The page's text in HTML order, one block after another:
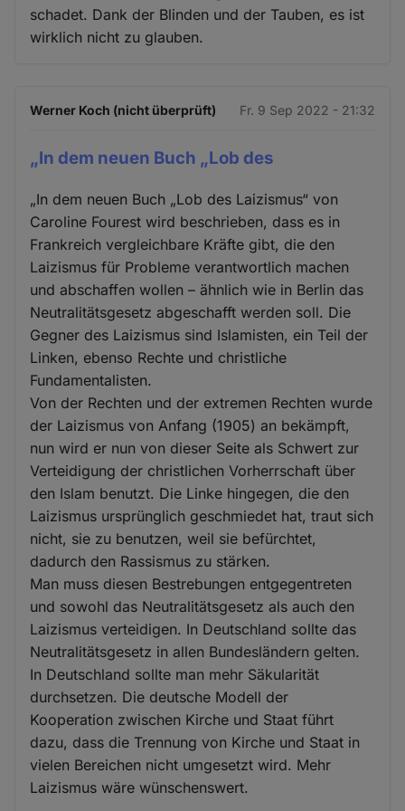
schadet. Dank der Blinden und der Tauben, es ist
wirklich nicht zu glauben.
Werner Koch (nicht überprüft) Fr. 9 Sep 2022 - 21:32
„In dem neuen Buch „Lob des
„In dem neuen Buch „Lob des Laizismus“ von
Caroline Fourest wird beschrieben, dass es in
Frankreich vergleichbare Kräfte gibt, die den
Laizismus für Probleme verantwortlich machen
und abschaffen wollen – ähnlich wie in Berlin das
Neutralitätsgesetz abgeschafft werden soll. Die
Gegner des Laizismus sind Islamisten, ein Teil der
Linken, ebenso Rechte und christliche
Fundamentalisten.
Von der Rechten und der extremen Rechten wurde
der Laizismus von Anfang (1905) an bekämpft,
nun wird er nun von dieser Seite als Schwert zur
Verteidigung der christlichen Vorherrschaft über
den Islam benutzt. Die Linke hingegen, die den
Laizismus ursprünglich geschmiedet hat, traut sich
nicht, sie zu benutzen, weil sie befürchtet,
dadurch den Rassismus zu stärken.
Man muss diesen Bestrebungen entgegentreten
und sowohl das Neutralitätsgesetz als auch den
Laizismus verteidigen. In Deutschland sollte das
Neutralitätsgesetz in allen Bundesländern gelten.
In Deutschland sollte man mehr Säkularität
durchsetzen. Die deutsche Modell der
Kooperation zwischen Kirche und Staat führt
dazu, dass die Trennung von Kirche und Staat in
vielen Bereichen nicht umgesetzt wird. Mehr
Laizismus wäre wünschenswert.